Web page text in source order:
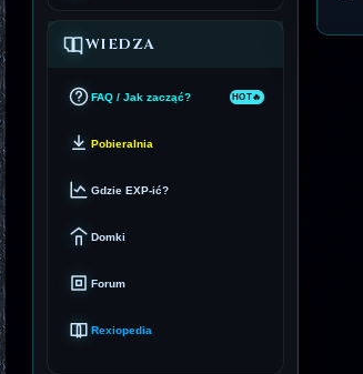
WIEDZA
FAQ / Jak zacząć?
Pobieralnia
Gdzie EXP-ić?
Domki
Forum
Rexiopedia